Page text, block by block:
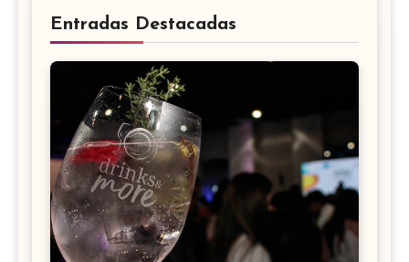
Entradas Destacadas